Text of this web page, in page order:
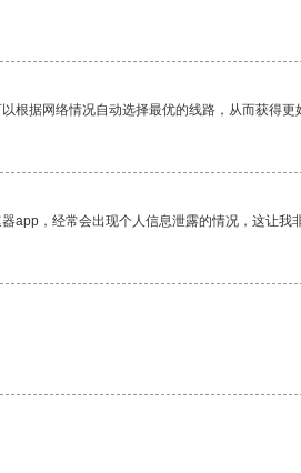
据网络情况自动选择最优的线路，从而获得更
app，经常会出现个人信息泄露的情况，这让我